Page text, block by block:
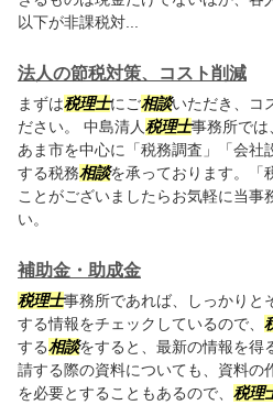
以下が非課税対...
法人の節税対策、コスト削減
まずは税理士にご相談いただき、コ
ださい。 中島清人税理士事務所では
あま市を中心に「税務調査」「会社
する税務相談を承っております。「
ことがございましたらお気軽に当事
い。
補助金・助成金
税理士事務所であれば、しっかりと
する情報をチェックしているので、
する相談をすると、最新の情報を得
請する際の資料についても、資料の
を必要とすることもあるので、 税理